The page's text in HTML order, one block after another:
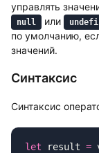
управлять
null или
по умолчанию,
значений.
Синтаксис
Синтаксис
let result =